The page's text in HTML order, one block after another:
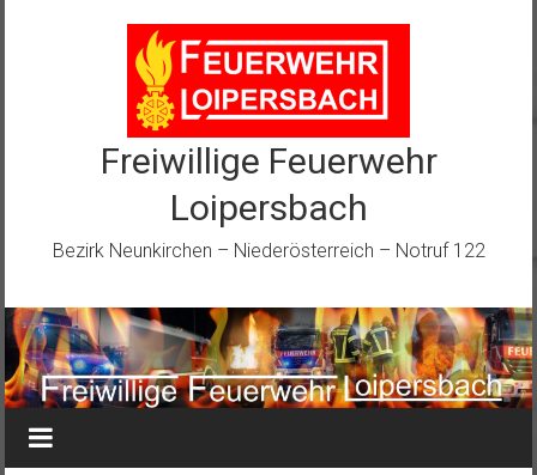
Freiwillige Feuerwehr
Loipersbach
Bezirk Neunkirchen – Niederösterreich – Notruf 122